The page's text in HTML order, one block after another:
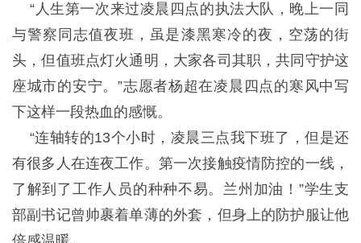
“人生第一次来过凌晨四点的执法大队，晚上一同
与警察同志值夜班，虽是漆黑寒冷的夜，空荡的街
头，但值班点灯火通明，大家各司其职，共同守护这
座城市的安宁。”志愿者杨超在凌晨四点的寒风中写
下这样一段热血的感慨。
“连轴转的13个小时，凌晨三点我下班了，但是还
有很多人在连夜工作。第一次接触疫情防控的一线，
了解到了工作人员的种种不易。兰州加油！”学生支
部副书记曾帅裹着单薄的外套，但身上的防护服让他